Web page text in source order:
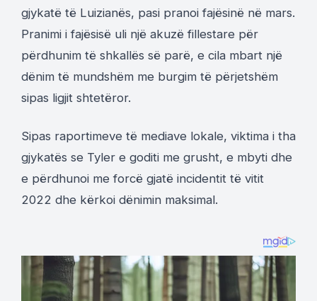
gjykatë të Luizianës, pasi pranoi fajësinë në mars.
Pranimi i fajësisë uli një akuzë fillestare për
përdhunim të shkallës së parë, e cila mbart një
dënim të mundshëm me burgim të përjetshëm
sipas ligjit shtetëror.
Sipas raportimeve të mediave lokale, viktima i tha
gjykatës se Tyler e goditi me grusht, e mbyti dhe
e përdhunoi me forcë gjatë incidentit të vitit
2022 dhe kërkoi dënimin maksimal.